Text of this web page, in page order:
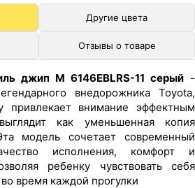
Другие цвета
Отзывы о товаре
джип M 6146EBLRS-11 серый -
внедорожника Toyota,
привлекает внимание эффектным
как уменьшенная копия
модель сочетает современный
исполнения, комфорт и
ребенку чувствовать себя
время каждой прогулки